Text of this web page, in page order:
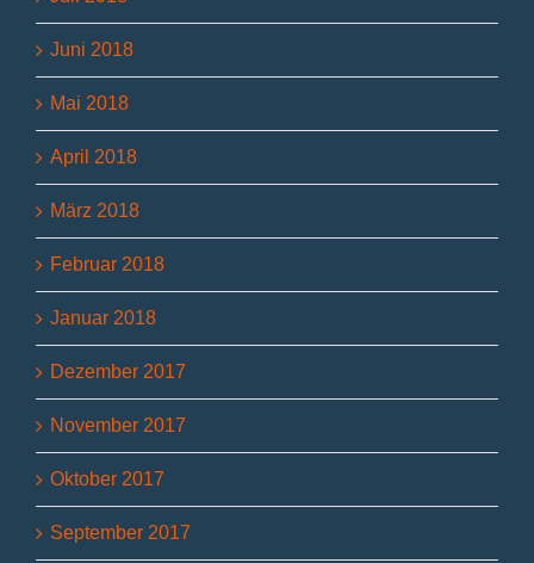
Juni 2018
Mai 2018
April 2018
März 2018
Februar 2018
Januar 2018
Dezember 2017
November 2017
Oktober 2017
September 2017